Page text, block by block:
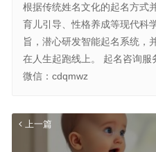
根据传统姓名文化的起名方式
育儿引导、性格养成等现代科
旨，潜心研发智能起名系统，
在人生起跑线上。 起名咨询
微信：cdqmwz
上一篇